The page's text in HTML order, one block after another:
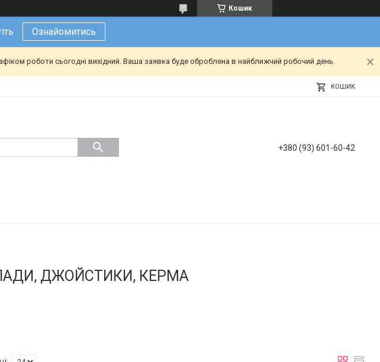
Кошик
Ознайомитись
роботи сьогодні вихідний. Ваша заявка буде оброблена в найближчий робочий день.
КОШИК
+380 (93) 601-60-42
ДЖОЙСТИКИ, КЕРМА